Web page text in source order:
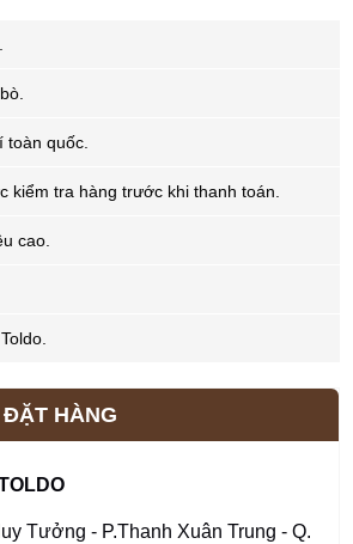
toàn quốc.
kiểm tra hàng trước khi thanh toán.
cao.
Toldo.
HÀNG
Tưởng - P.Thanh Xuân Trung - Q.